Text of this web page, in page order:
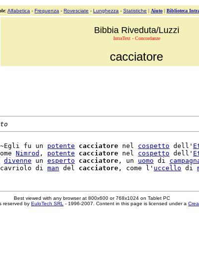
: Alfabetica - Frequenza - Rovesciate - Lunghezza - Statistiche | Aiuto | Biblioteca
Bibbia Riveduta/Luzzi
IntraText - Concordanze
cacciatore
fu un potente cacciatore nel cospetto dell'
Nimrod , potente cacciatore nel cospetto dell'
divenne un esperto cacciatore , un uomo di
di man del cacciatore , come l' uccello di
Best viewed with any browser at 800x600 or 768x1024 on Tablet PC
reserved by EuloTech SRL - 1996-2007. Content in this page is licensed under a